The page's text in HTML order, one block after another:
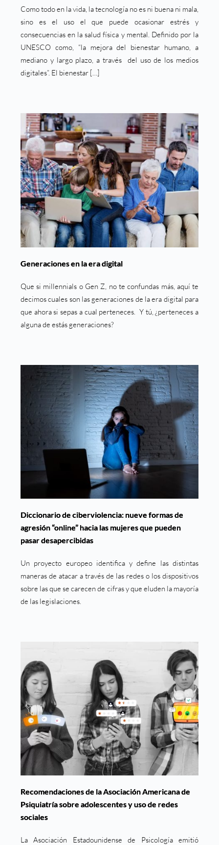
Como todo en la vida, la tecnología no es ni buena ni mala,
sino es el uso el que puede ocasionar estrés y
consecuencias en la salud física y mental. Definido por la
UNESCO como, “la mejora del bienestar humano, a
mediano y largo plazo, a través del uso de los medios
digitales”. El bienestar […]
Generaciones en la era digital
Que si millennials o Gen Z, no te confundas más, aquí te
decimos cuales son las generaciones de la era digital para
que ahora si sepas a cual perteneces. Y tú, ¿perteneces a
alguna de estás generaciones?
Diccionario de ciberviolencia: nueve formas de
agresión “online” hacia las mujeres que pueden
pasar desapercibidas
Un proyecto europeo identifica y define las distintas
maneras de atacar a través de las redes o los dispositivos
sobre las que se carecen de cifras y que eluden la mayoría
de las legislaciones.
Recomendaciones de la Asociación Americana de
Psiquiatría sobre adolescentes y uso de redes
sociales
La Asociación Estadounidense de Psicología emitió